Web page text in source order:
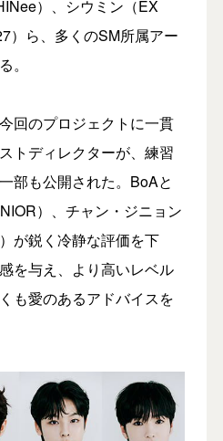
）、シウミン（EX
）ら、多くのSM所属アー
。
回のプロジェクトに一貫
トディレクターが、練習
部も公開された。BoAと
）、チャン・ジニョン
が鋭く冷静な評価を下
を与え、より高いレベル
も愛のあるアドバイスを